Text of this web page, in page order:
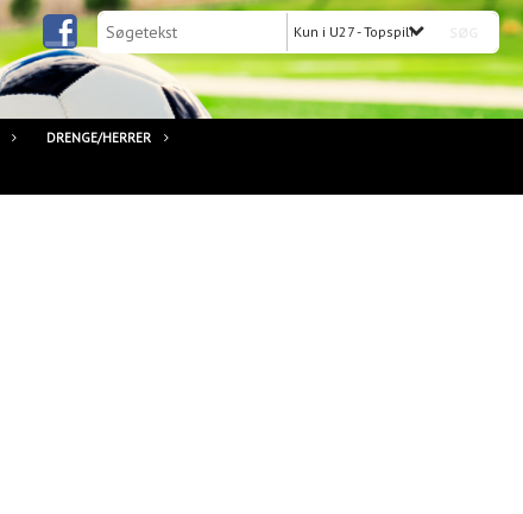
Kun i U27 - Topspiller U13-U17
DRENGE/HERRER